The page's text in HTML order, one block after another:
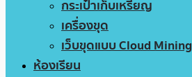
กระเป๋าเก็บเหรียญ
เครื่องขุด
เว็บขุดแบบ Cloud Mining
ห้องเรียน